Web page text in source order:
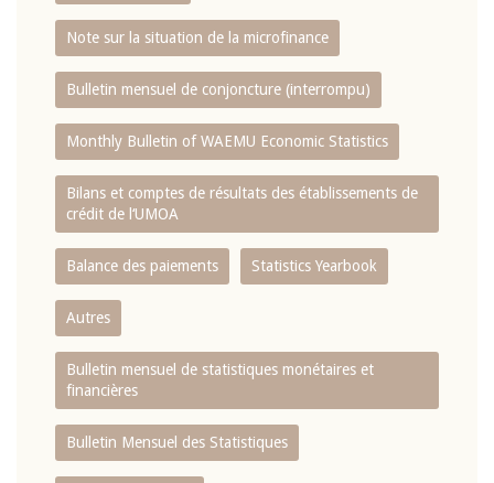
Note sur la situation de la microfinance
Bulletin mensuel de conjoncture (interrompu)
Monthly Bulletin of WAEMU Economic Statistics
Bilans et comptes de résultats des établissements de
crédit de l‘UMOA
Balance des paiements Statistics Yearbook
Autres
Bulletin mensuel de statistiques monétaires et
financières
Bulletin Mensuel des Statistiques